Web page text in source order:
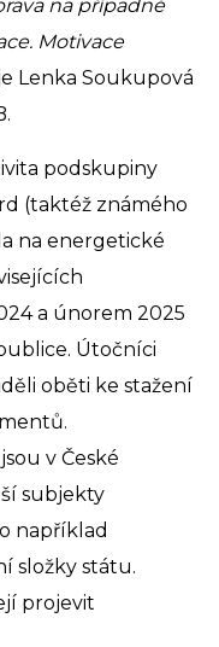
na případné
Motivace
Lenka Soukupová
podskupiny
(taktéž známého
na energetické
a únorem 2025
Útočníci
oběti ke stažení
v České
subjekty
například
složky státu.
projevit